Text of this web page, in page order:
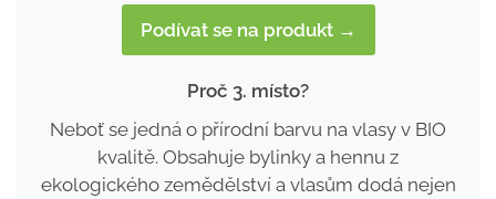
Podívat se na produkt →
Proč 3. místo?
Neboť se jedná o přírodní barvu na vlasy v BIO
kvalitě. Obsahuje bylinky a hennu z
ekologického zemědělství a vlasům dodá nejen